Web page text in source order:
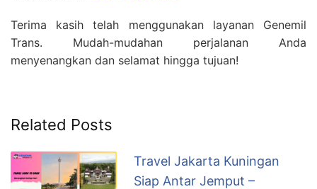
Terima kasih telah menggunakan layanan Genemil
Trans. Mudah-mudahan perjalanan Anda
menyenangkan dan selamat hingga tujuan!
Related Posts
Travel Jakarta Kuningan
Siap Antar Jemput –